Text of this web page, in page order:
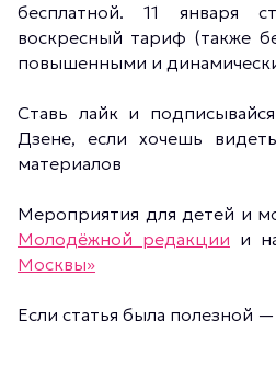
бесплатной. 11 января
воскресный тариф (также
повышенными и
Ставь лайк и
Дзене, если хочешь
материалов
Мероприятия для детей и
Молодёжной редакции и
Москвы»
Если статья была полезной